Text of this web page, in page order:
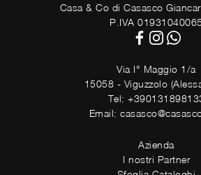
Casa & Co di Casasco
P.IVA 01931040065
Via I° Maggio 1/a
15058 - Viguzzolo
Tel:
Email:
Azienda
I nostri Partner